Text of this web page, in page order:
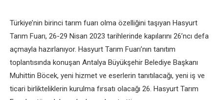
Türkiye’nin birinci tarım fuarı olma özelliğini taşıyan Hasyurt
Tarım Fuarı, 26-29 Nisan 2023 tarihlerinde kapılarını 26’ncı defa
açmayla hazırlanıyor. Hasyurt Tarım Fuarı’nın tanıtım
toplantısında konuşan Antalya Büyükşehir Belediye Başkanı
Muhittin Böcek, yeni hizmet ve eserlerin tanıtılacağı, yeni iş ve
ticari birlikteliklerin kurulma fırsatı olacağı 26. Hasyurt Tarım